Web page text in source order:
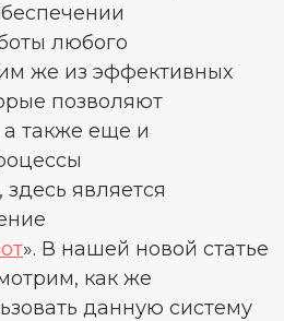
любого
же из эффективных
позволяют
а также еще и
является
». В нашей новой статье
как же
данную систему